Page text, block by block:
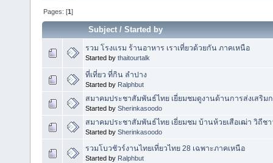
Pages: [1]
Subject/Started by
รวม โรงแรม ร้านอาหาร เราเที่ยวด้วยกัน ภาคเหนือ
Started by thaitourtalk
ที่เที่ยว ที่กิน ลำปาง
Started by Ralphbut
สมาคมประชาสัมพันธ์ไทย เยี่ยมชมดูงานด้านการส่งเสริม
Started by Sherinkasoodo
สมาคมประชาสัมพันธ์ไทย เยี่ยมชม บ้านห้วยเสือเฒ่า วิถีชา
Started by Sherinkasoodo
รวมโบวชัวร์งานไทยเที่ยวไทย 28 เฉพาะภาคเหนือ
Started by Ralphbut